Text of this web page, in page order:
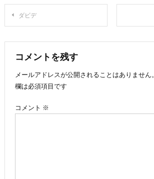
投
稿
ナ
ビ
ゲ
ダビデ
コメントを残す
メールアドレスが公開されることはありません。
欄は必須項目です
コメント ※